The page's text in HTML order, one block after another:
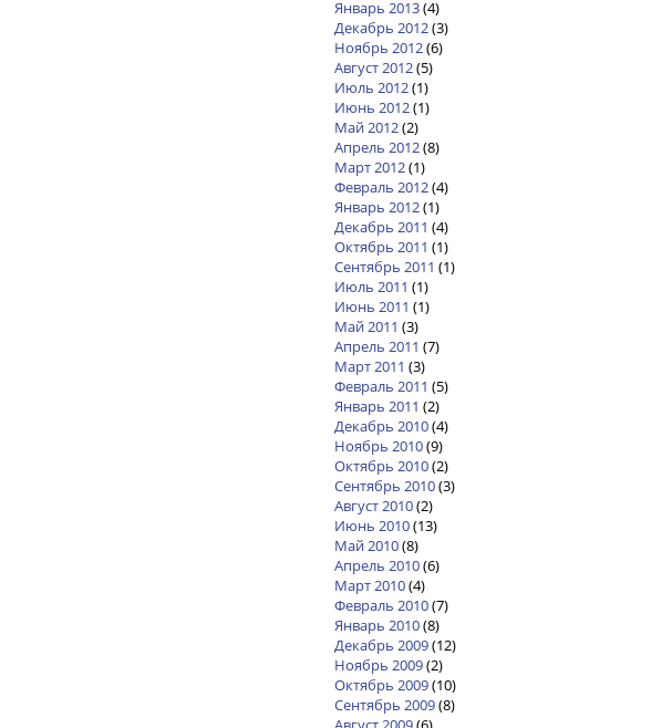
Январь 2013(4)
Декабрь 2012(3)
Ноябрь 2012(6)
Август 2012(5)
Июль 2012(1)
Июнь 2012(1)
Май 2012(2)
Апрель 2012(8)
Март 2012(1)
Февраль 2012(4)
Январь 2012(1)
Декабрь 2011 (4)
Октябрь 2011 (1)
Сентябрь 2011 (1)
Июль 2011 (1)
Июнь 2011 (1)
Май 2011 (3)
Апрель 2011 (7)
Март 2011 (3)
Февраль 2011 (5)
Январь 2011 (2)
Декабрь 2010(4)
Ноябрь 2010(9)
Октябрь 2010(2)
Сентябрь 2010(3)
Август 2010(2)
Июнь 2010(13)
Май 2010(8)
Апрель 2010(6)
Март 2010(4)
Февраль 2010(7)
Январь 2010(8)
Декабрь 2009(12)
Ноябрь 2009(2)
Октябрь 2009(10)
Сентябрь 2009(8)